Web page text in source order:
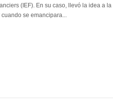
(IEF). En su caso, llevó la idea a la
se emancipara...